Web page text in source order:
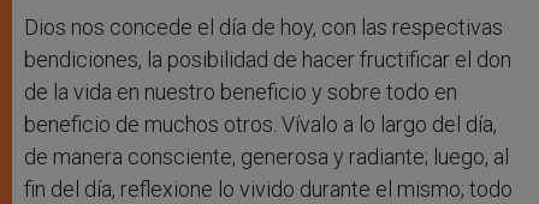
Dios nos concede el día de hoy, con las respectivas
bendiciones, la posibilidad de hacer fructificar el don
de la vida en nuestro beneficio y sobre todo en
beneficio de muchos otros. Vívalo a lo largo del día,
de manera consciente, generosa y radiante; luego, al
fin del día, reflexione lo vivido durante el mismo; todo